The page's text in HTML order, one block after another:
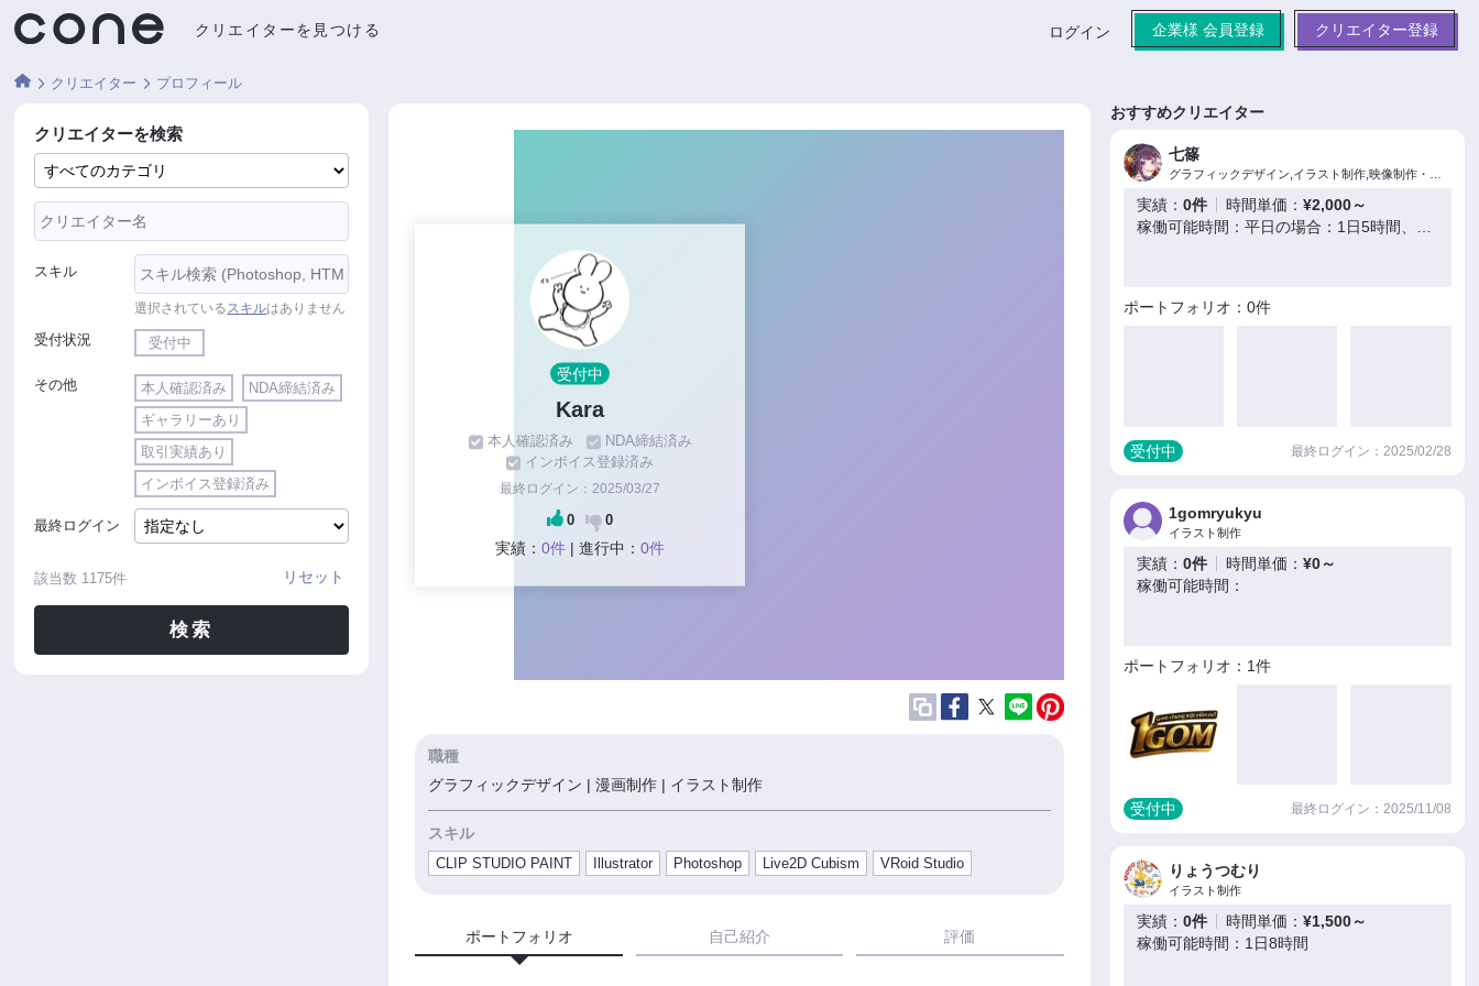
クリエイターを見つける ログイン 企業様 会員登録 クリエイター登録
クリエイター プロフィール
クリエイターを検索
スキル
選択されているスキルはありません
受付状況 受付中
その他 本人確認済み
NDA締結済み
ギャラリーあり
取引実績あり
インボイス登録済み
最終ログイン
該当数 1175件 リセット
検索
受付中
Kara
本人確認済み
NDA締結済み
インボイス登録済み
最終ログイン：2025/03/27
0 0
実績：0件 | 進行中：0件
職種
グラフィックデザイン | 漫画制作 | イラスト制作
スキル
CLIP STUDIO PAINT Illustrator Photoshop Live2D Cubism VRoid Studio
ポートフォリオ 自己紹介 評価
おすすめクリエイター
七篠
実績： 0件 時間単価： ¥2,000～
稼働可能時間：平日の場合：1日5時間、休日の場合：1日10時間
ポートフォリオ：0件
受付中 最終ログイン：2025/02/28
1gomryukyu
イラスト制作
実績： 0件 時間単価： ¥0～
稼働可能時間：
ポートフォリオ：1件
受付中 最終ログイン：2025/11/08
りょうつむり
イラスト制作
実績： 0件 時間単価： ¥1,500～
稼働可能時間：1日8時間